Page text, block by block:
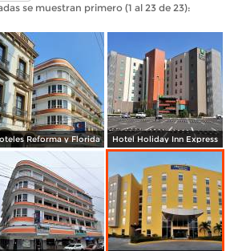
se muestran primero (1 al 23 de 23):
Reforma y Florida Hotel Holiday Inn Express